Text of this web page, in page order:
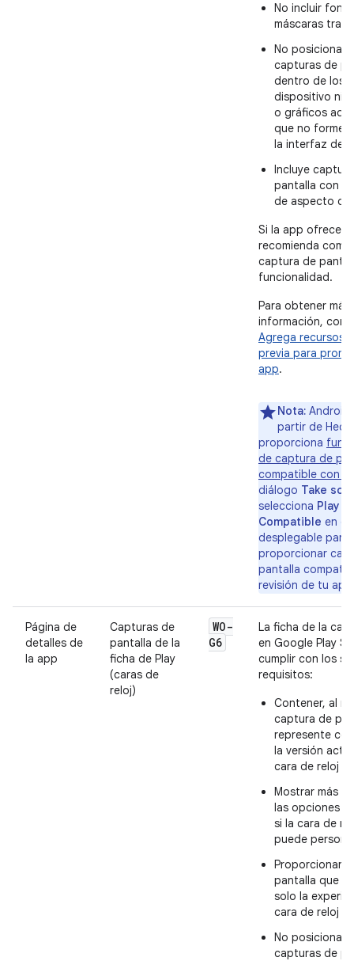
No incluir
máscaras
No posicionar
capturas de
dentro de los
dispositivo ni
o gráficos
que no
la interfaz de
Incluye
pantalla con
de aspecto de
Si la app ofrece
recomienda
captura de
funcionalidad.
Para obtener más
información,
Agrega recursos
previa para
app.
Nota: Android
partir de
proporciona
de captura de
compatible con
diálogo Take
selecciona Play
Compatible en el
desplegable para
proporcionar
pantalla
revisión de tu
Página de
detalles de
la app
Capturas de
pantalla de la
ficha de Play
(caras de
reloj)
WO-
G6
La ficha de la
en Google Play
cumplir con los
requisitos:
Contener, al
captura de
represente
la versión
cara de reloj
Mostrar más
las opciones
si la cara de
puede
Proporcionar
pantalla que
solo la
cara de reloj
No posicionar
capturas de